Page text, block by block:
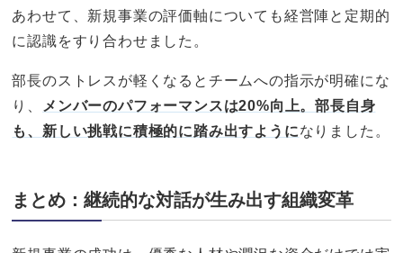
あわせて、新規事業の評価軸についても経営陣と定期的
に認識をすり合わせました。
部長のストレスが軽くなるとチームへの指示が明確にな
り、 メンバーのパフォーマンスは20%向上。部長自身
も、新しい挑戦に積極的に踏み出すようになりました。
まとめ：継続的な対話が生み出す組織変革